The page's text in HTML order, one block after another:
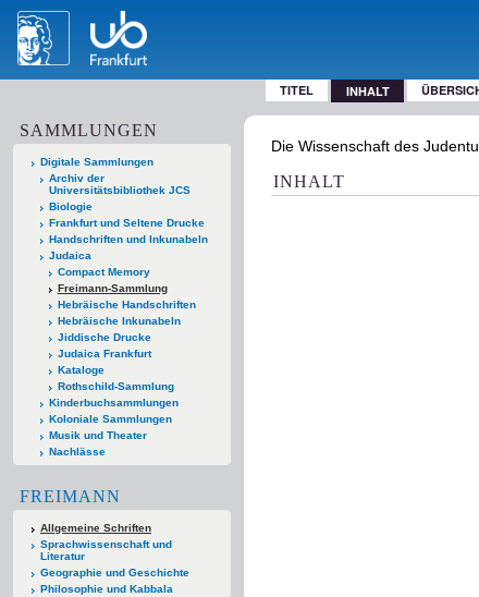
TITEL INHALT
SAMMLUNGEN
Digitale Sammlungen
Archiv der
Universitätsbibliothek JCS
Biologie
Frankfurt und Seltene Drucke
Handschriften und Inkunabeln
Judaica
Compact Memory
Freimann-Sammlung
Hebräische Handschriften
Hebräische Inkunabeln
Jiddische Drucke
Judaica Frankfurt
Kataloge
Rothschild-Sammlung
Kinderbuchsammlungen
Koloniale Sammlungen
Musik und Theater
Nachlässe
FREIMANN
Allgemeine Schriften
Sprachwissenschaft und
Literatur
Geographie und Geschichte
Philosophie und Kabbala
Die Wissenschaft des
INHALT